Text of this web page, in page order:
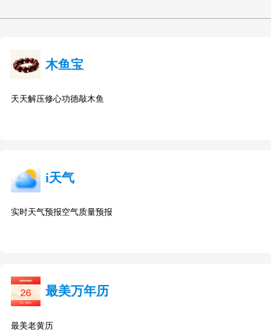
木鱼宝
天天解压修心功德敲木鱼
i天气
实时天气预报空气质量预报
最美万年历
最美老黄历